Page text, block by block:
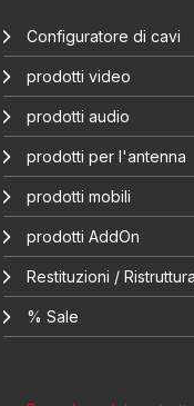
Configuratore di cavi
prodotti video
prodotti audio
prodotti per l'antenna
prodotti mobili
prodotti AddOn
Restituzioni /
% Sale